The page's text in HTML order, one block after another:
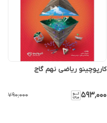
کارپوچینو ریاضی نهم گاج
۵۹۳٬۰۰۰ ۷۹۰٬۰۰۰